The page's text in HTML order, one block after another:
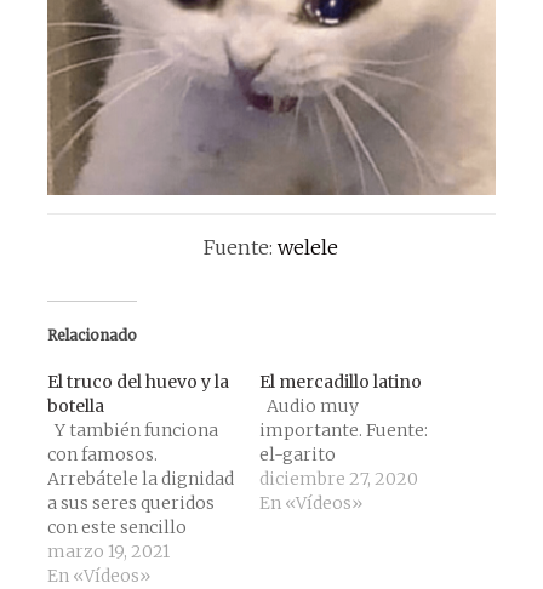
Fuente:welele
Relacionado
El truco del huevo y la
botella
Y también funciona
con famosos.
Arrebátele la dignidad
a sus seres queridos
con este sencillo
truco. Fuente:
elrellano
marzo 19, 2021
En «Vídeos»
El mercadillo latino
Audio muy
importante. Fuente:
el-garito
diciembre 27, 2020
En «Vídeos»